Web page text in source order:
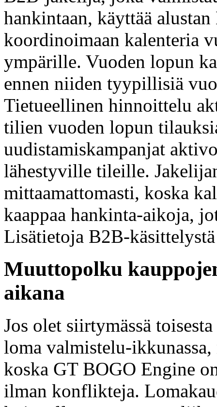
hankintaan, käyttää
koordinoimaan kalenteria
ympärille. Vuoden lopun
ennen niiden tyypillisiä
Tietueellinen hinnoittelu
tilien vuoden lopun
uudistamiskampanjat
lähestyville tileille.
mittaamattomasti, koska
kaappaa hankinta-aikoja,
Lisätietoja B2B-
Muuttopolku
aikana
Jos olet siirtymässä
loma valmistelu-
koska GT BOGO Engine
ilman konflikteja.